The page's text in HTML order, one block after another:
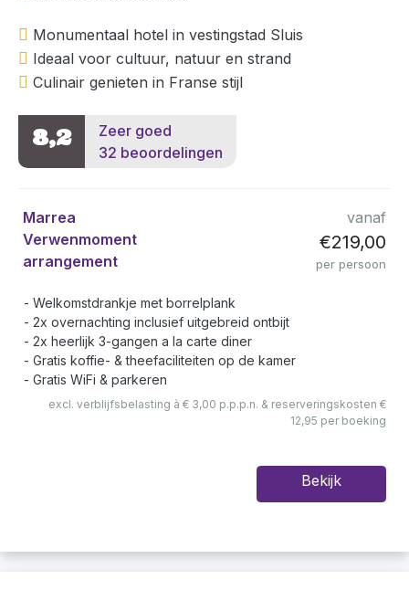
Monumentaal hotel in vestingstad Sluis
Ideaal voor cultuur, natuur en strand
Culinair genieten in Franse stijl
8,2
Zeer goed
32 beoordelingen
Marrea
Verwenmoment
arrangement
vanaf
€219,00
per persoon
Welkomstdrankje met borrelplank
2x overnachting inclusief uitgebreid ontbijt
2x heerlijk 3-gangen a la carte diner
Gratis koffie- & theefaciliteiten op de kamer
Gratis WiFi & parkeren
excl. verblijfsbelasting à € 3,00 p.p.p.n. & reserveringskosten €
12,95 per boeking
Bekijk